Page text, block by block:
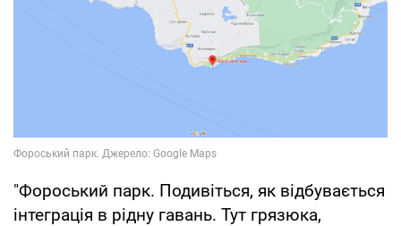
"Фороський парк. Подивіться, як відбувається
інтеграція в рідну гавань. Тут грязюка,